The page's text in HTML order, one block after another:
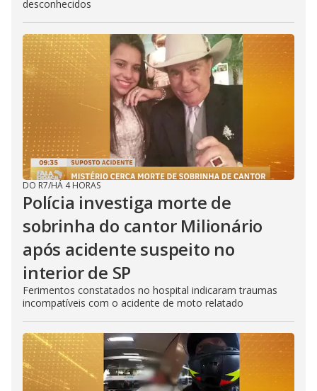
desconhecidos
DO R7/HÁ 4 HORAS
Polícia investiga morte de
sobrinha do cantor Milionário
após acidente suspeito no
interior de SP
Ferimentos constatados no hospital indicaram traumas
incompatíveis com o acidente de moto relatado